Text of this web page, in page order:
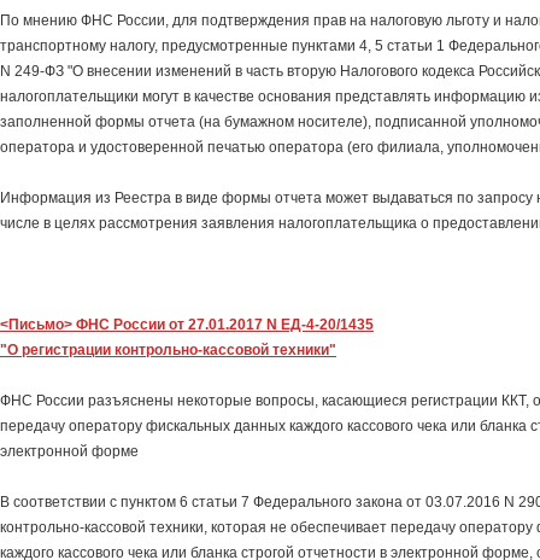
По мнению ФНС России, для подтверждения прав на налоговую льготу и
транспортному налогу, предусмотренные пунктами 4, 5 статьи 1
N 249-ФЗ "О внесении изменений в часть вторую Налогового кодекса
налогоплательщики могут в качестве основания представлять информацию
заполненной формы отчета (на бумажном носителе), подписанной
оператора и удостоверенной печатью оператора (его филиала,
Информация из Реестра в виде формы отчета может выдаваться по запросу
числе в целях рассмотрения заявления налогоплательщика о
<Письмо> ФНС России от 27.01.2017 N ЕД-4-20/1435
"О регистрации контрольно-кассовой техники"
ФНС России разъяснены некоторые вопросы, касающиеся регистрации ККТ,
передачу оператору фискальных данных каждого кассового чека или бланка
электронной форме
В соответствии с пунктом 6 статьи 7 Федерального закона от 03.07.2016 N
контрольно-кассовой техники, которая не обеспечивает передачу
каждого кассового чека или бланка строгой отчетности в электронной